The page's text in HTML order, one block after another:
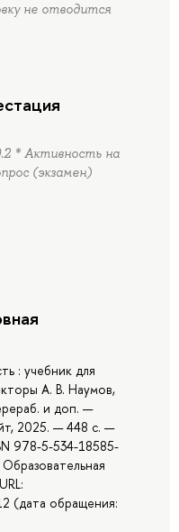
не отводится
* Активность на
(экзамен)
: учебник для
А. В. Наумов,
и доп. —
2025. — 448 с. —
978-5-534-18585-
(дата обращения: